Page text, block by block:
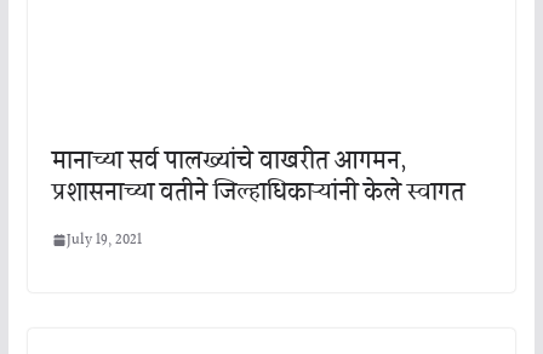
मानाच्या सर्व पालख्यांचे वाखरीत आगमन,
प्रशासनाच्या वतीने जिल्हाधिकाऱ्यांनी केले स्वागत
July 19, 2021